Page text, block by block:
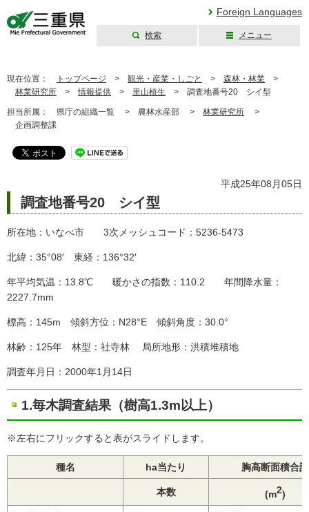
Foreign Languages
検索 メニュー
現在位置： トップページ > 観光・産業・しごと > 森林・林業 >
林業研究所 > 情報提供 > 里山植生 > 調査地番号20 シイ型
担当所属： 県庁の組織一覧 > 農林水産部 > 林業研究所 >
企画調整課
平成25年08月05日
調査地番号20 シイ型
所在地：いなべ市 3次メッシュコード：5236-5473
北緯：35°08′ 東経：136°32′
年平均気温：13.8℃ 暖かさの指数：110.2 年間降水量：
2227.7mm
標高：145m 傾斜方位：N28°E 傾斜角度：30.0°
林齢：125年 林型：社寺林 局所地形：洪積堆積地
調査年月日：2000年1月14日
1.毎木調査結果（樹高1.3m以上）
※左右にフリックすると表がスライドします。
種名 ha当たり 胸高断面積合計
本数 (m2)